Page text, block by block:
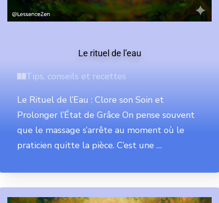
Le rituel de l’eau
Tips, conseils et recettes
Le Rituel de l’Eau : Clore son Soin et
Prolonger l’État de Grâce On pense souvent
que le massage s’arrête au moment où le
praticien quitte la pièce. C’est une …